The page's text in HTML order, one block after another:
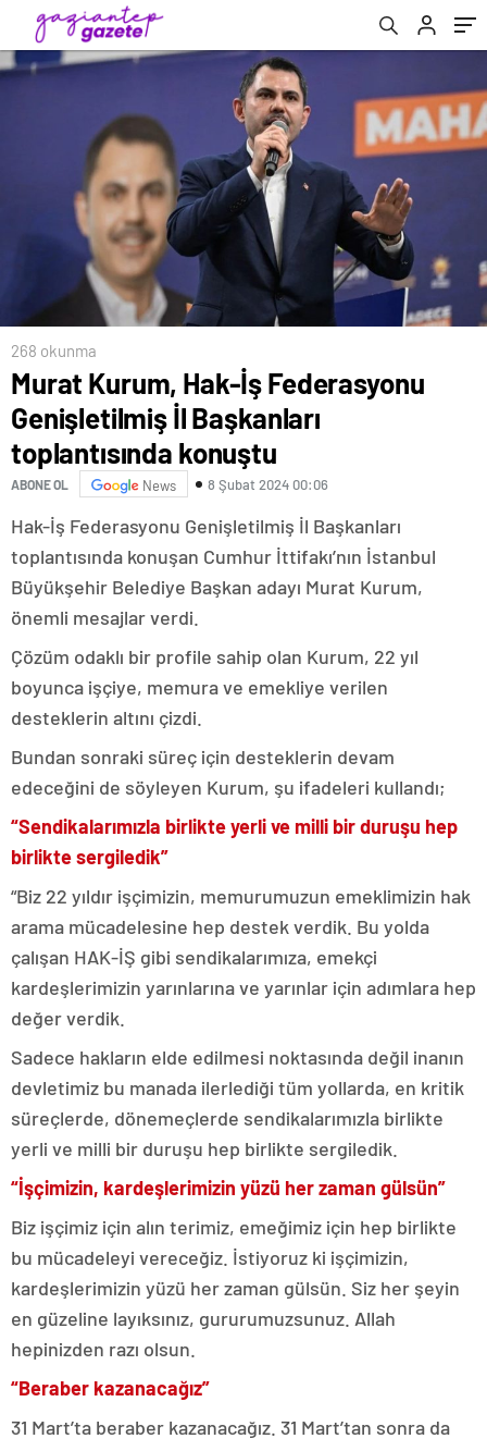
konuştu
268 okunma
Murat Kurum, Hak-İş Federasyonu
Genişletilmiş İl Başkanları
toplantısında konuştu
ABONE OL News 8 Şubat 2024 00:06
Hak-İş Federasyonu Genişletilmiş İl Başkanları
toplantısında konuşan Cumhur İttifakı’nın İstanbul
Büyükşehir Belediye Başkan adayı Murat Kurum,
önemli mesajlar verdi.
Çözüm odaklı bir profile sahip olan Kurum, 22 yıl
boyunca işçiye, memura ve emekliye verilen
desteklerin altını çizdi.
Bundan sonraki süreç için desteklerin devam
edeceğini de söyleyen Kurum, şu ifadeleri kullandı;
“Sendikalarımızla birlikte yerli ve milli bir duruşu hep
birlikte sergiledik”
“Biz 22 yıldır işçimizin, memurumuzun emeklimizin hak
arama mücadelesine hep destek verdik. Bu yolda
çalışan HAK-İŞ gibi sendikalarımıza, emekçi
kardeşlerimizin yarınlarına ve yarınlar için adımlara hep
değer verdik.
Sadece hakların elde edilmesi noktasında değil inanın
devletimiz bu manada ilerlediği tüm yollarda, en kritik
süreçlerde, dönemeçlerde sendikalarımızla birlikte
yerli ve milli bir duruşu hep birlikte sergiledik.
“İşçimizin, kardeşlerimizin yüzü her zaman gülsün”
Biz işçimiz için alın terimiz, emeğimiz için hep birlikte
bu mücadeleyi vereceğiz. İstiyoruz ki işçimizin,
kardeşlerimizin yüzü her zaman gülsün. Siz her şeyin
en güzeline layıksınız, gururumuzsunuz. Allah
hepinizden razı olsun.
“Beraber kazanacağız”
31 Mart’ta beraber kazanacağız. 31 Mart’tan sonra da